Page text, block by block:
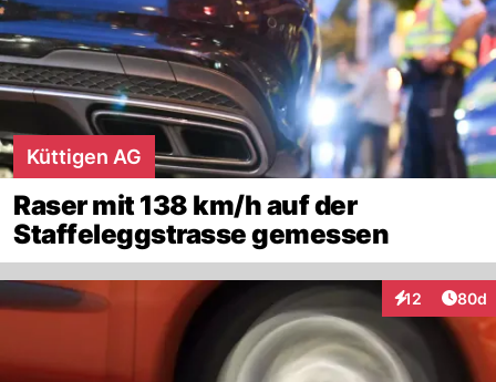
Küttigen AG
Raser mit 138 km/h auf der
Staffeleggstrasse gemessen
12
Interaktionen
80d